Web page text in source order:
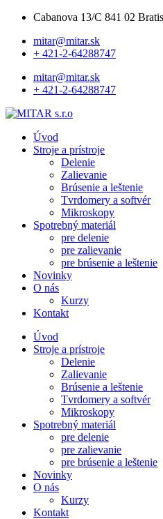
Cabanova 13/C 841 02
mitar@mitar.sk
+ 421-2-64288747
mitar@mitar.sk
+ 421-2-64288747
Úvod
Stroje a prístroje
Delenie
Zalievanie
Brúsenie a leštenie
Tvrdomery a softvér
Mikroskopy
Spotrebný materiál
pre delenie
pre zalievanie
pre brúsenie a leštenie
Novinky
O nás
Kurzy
Kontakt
Úvod
Stroje a prístroje
Delenie
Zalievanie
Brúsenie a leštenie
Tvrdomery a softvér
Mikroskopy
Spotrebný materiál
pre delenie
pre zalievanie
pre brúsenie a leštenie
Novinky
O nás
Kurzy
Kontakt